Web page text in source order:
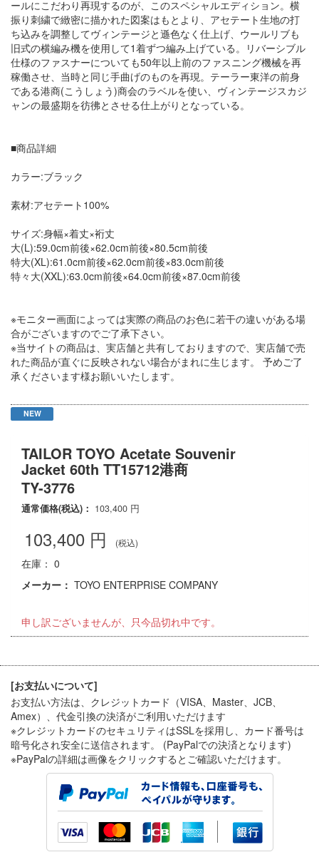
ールにこだわり再現するのが、このスペシャルエディション。横
振り刺繍で緻密に描かれた図案はもとより、アセテート生地の打
ち込みを調整してヴィンテージと遜色なく仕上げ、ウールリブも
旧式の横編み機を使用して1着ずつ編み上げている。リバーシブル
仕様のファスナーについても50年以上前のファスニング機械を再
稼働させ、当時と同じ手曲げのものを再現。テーラー東洋の前身
である港商(こうしょう)商会のラベルを使い、ヴィンテージスカジ
ャンの最盛期を彷彿とさせる仕上がりとなっている。
■商品詳細
カラー:ブラック
素材:アセテート100%
サイズ:身幅×着丈×裄丈
大(L):59.0cm前後×62.0cm前後×80.5cm前後
特大(XL):61.0cm前後×62.0cm前後×83.0cm前後
特々大(XXL):63.0cm前後×64.0cm前後×87.0cm前後
※モニター画面によっては実際の商品のお色に若干の違いがある場
合がございますのでご了承下さい。
※当サイトの商品は、実店舗と共有しておりますので、実店舗で売
れた商品が直ぐに反映されない場合がまれに生じます。 予めご了
承くださいます様お願いいたします。
NEW
TAILOR TOYO Acetate Souvenir
Jacket 60th TT15712港商
TY-3776
通常価格(税込)： 103,400 円
103,400 円 (税込)
在庫： 0
メーカー： TOYO ENTERPRISE COMPANY
申し訳ございませんが、只今品切れ中です。
[お支払いについて]
お支払い方法は、クレジットカード（VISA、Master、JCB、
Amex）、代金引換の決済がご利用いただけます
※クレジットカードのセキュリティはSSLを採用し、カード番号は
暗号化され安全に送信されます。 (PayPalでの決済となります)
※PayPalの詳細は画像をクリックするとご確認いただけます。